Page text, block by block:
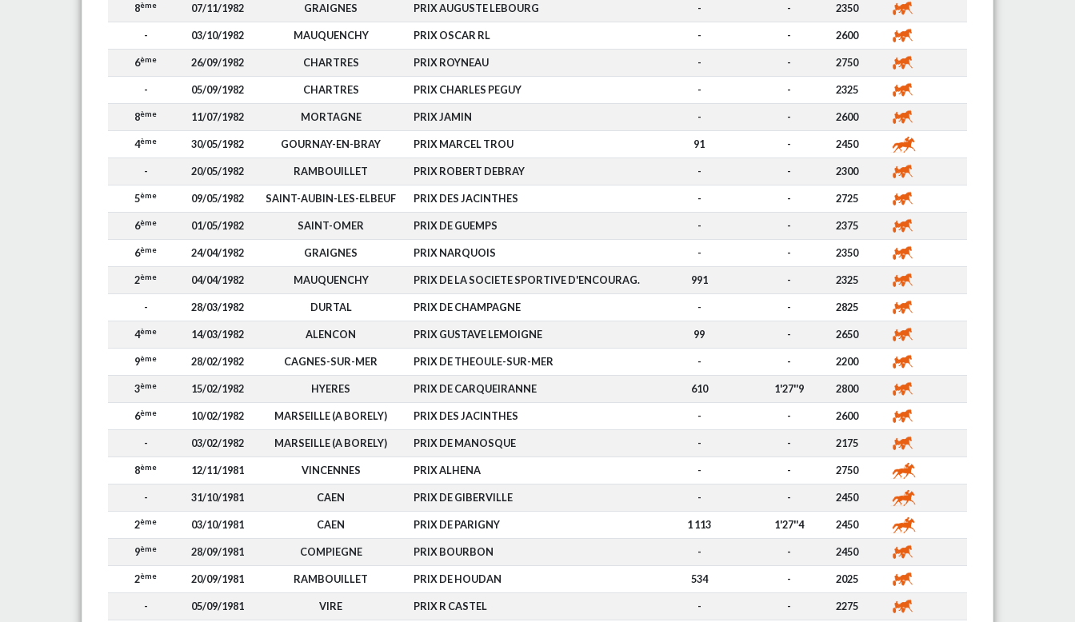
8ème 07/11/1982 GRAIGNES PRIX AUGUSTE LEBOURG - - 2350
- 03/10/1982 MAUQUENCHY PRIX OSCAR RL - - 2600
6ème 26/09/1982 CHARTRES PRIX ROYNEAU - - 2750
- 05/09/1982 CHARTRES PRIX CHARLES PEGUY - - 2325
8ème 11/07/1982 MORTAGNE PRIX JAMIN - - 2600
4ème 30/05/1982 GOURNAY-EN-BRAY PRIX MARCEL TROU 91 - 2450
- 20/05/1982 RAMBOUILLET PRIX ROBERT DEBRAY - - 2300
5ème 09/05/1982 SAINT-AUBIN-LES-ELBEUF PRIX DES JACINTHES - - 2725
6ème 01/05/1982 SAINT-OMER PRIX DE GUEMPS - - 2375
6ème 24/04/1982 GRAIGNES PRIX NARQUOIS - - 2350
2ème 04/04/1982 MAUQUENCHY PRIX DE LA SOCIETE SPORTIVE D'ENCOURAG. 991 - 2325
- 28/03/1982 DURTAL PRIX DE CHAMPAGNE - - 2825
4ème 14/03/1982 ALENCON PRIX GUSTAVE LEMOIGNE 99 - 2650
9ème 28/02/1982 CAGNES-SUR-MER PRIX DE THEOULE-SUR-MER - - 2200
3ème 15/02/1982 HYERES PRIX DE CARQUEIRANNE 610 1'27''9 2800
6ème 10/02/1982 MARSEILLE (A BORELY) PRIX DES JACINTHES - - 2600
- 03/02/1982 MARSEILLE (A BORELY) PRIX DE MANOSQUE - - 2175
8ème 12/11/1981 VINCENNES PRIX ALHENA - - 2750
- 31/10/1981 CAEN PRIX DE GIBERVILLE - - 2450
2ème 03/10/1981 CAEN PRIX DE PARIGNY 1 113 1'27''4 2450
9ème 28/09/1981 COMPIEGNE PRIX BOURBON - - 2450
2ème 20/09/1981 RAMBOUILLET PRIX DE HOUDAN 534 - 2025
- 05/09/1981 VIRE PRIX R CASTEL - - 2275